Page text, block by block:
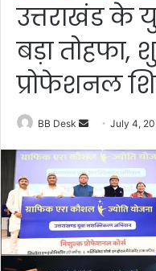
उत्तराखंड के
बड़ा तोहफा,
प्रोफेशनल
BB Desk
n
d
a
n
e
m
July 4,